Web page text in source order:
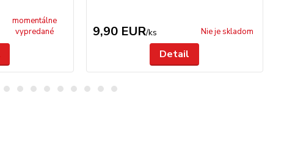
momentálne
vypredané
9,90 EUR/ks Nie je skladom
Detail